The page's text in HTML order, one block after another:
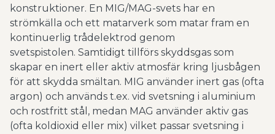
konstruktioner. En MIG/MAG-svets har en
strömkälla och ett matarverk som matar fram en
kontinuerlig trådelektrod genom
svetspistolen. Samtidigt tillförs skyddsgas som
skapar en inert eller aktiv atmosfär kring ljusbågen
för att skydda smältan. MIG använder inert gas (ofta
argon) och används t.ex. vid svetsning i aluminium
och rostfritt stål, medan MAG använder aktiv gas
(ofta koldioxid eller mix) vilket passar svetsning i